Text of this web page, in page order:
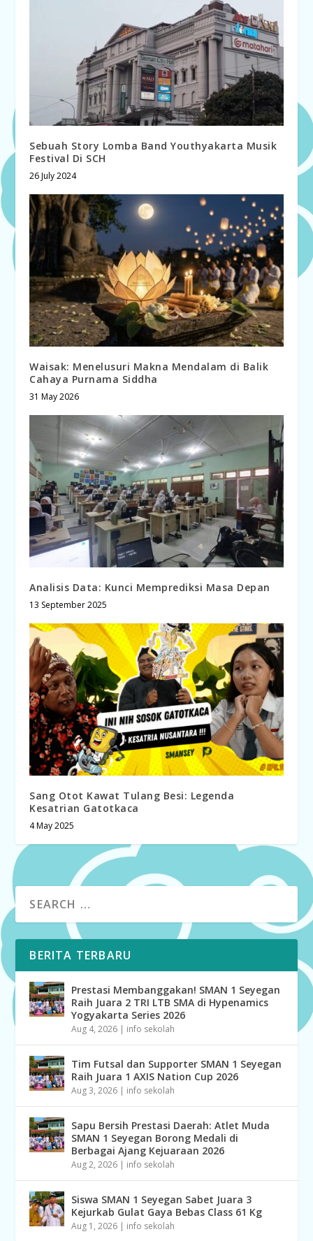
Sebuah Story Lomba Band Youthyakarta Musik
Festival Di SCH
26 July 2024
Waisak: Menelusuri Makna Mendalam di Balik
Cahaya Purnama Siddha
31 May 2026
Analisis Data: Kunci Memprediksi Masa Depan
13 September 2025
Sang Otot Kawat Tulang Besi: Legenda
Kesatrian Gatotkaca
4 May 2025
BERITA TERBARU
Prestasi Membanggakan! SMAN 1 Seyegan
Raih Juara 2 TRI LTB SMA di Hypenamics
Yogyakarta Series 2026
Aug 4, 2026 | info sekolah
Tim Futsal dan Supporter SMAN 1 Seyegan
Raih Juara 1 AXIS Nation Cup 2026
Aug 3, 2026 | info sekolah
Sapu Bersih Prestasi Daerah: Atlet Muda
SMAN 1 Seyegan Borong Medali di
Berbagai Ajang Kejuaraan 2026
Aug 2, 2026 | info sekolah
Siswa SMAN 1 Seyegan Sabet Juara 3
Kejurkab Gulat Gaya Bebas Class 61 Kg
Aug 1, 2026 | info sekolah